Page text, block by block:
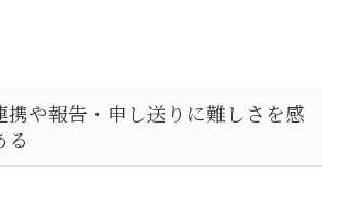
携や報告・申し送りに難しさを感
る